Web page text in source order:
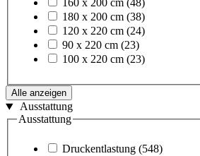
160 x 200 cm (48)
180 x 200 cm (38)
120 x 220 cm (24)
90 x 220 cm (23)
100 x 220 cm (23)
Alle anzeigen
Ausstattung
Ausstattung
Druckentlastung (548)